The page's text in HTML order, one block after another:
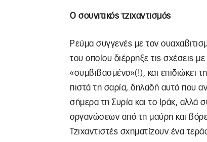
Ο σουνιτικός τζιχαντισμός
Ρεύμα συγγενές με τον
του οποίου διέρρηξε τις σχέσεις
«συμβιβασμένο»(!), και επιδιώκει
πιστά τη σαρία, δηλαδή αυτό που
σήμερα τη Συρία και το Ιράκ, αλλά
οργανώσεων από τη μαύρη και
Τζιχαντιστές σχηματίζουν ένα